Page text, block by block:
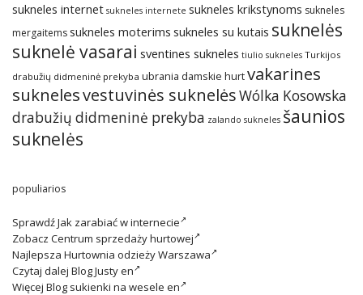
sukneles internet sukneles internete sukneles krikstynoms sukneles
mergaitemssukneles moterims sukneles su kutais suknelės
suknelė vasarai sventines sukneles tiulio sukneles Turkijos
drabužių didmeninė prekyba ubrania damskie hurtvakarines
suknelesvestuvinės suknelėsWólka Kosowska
drabužių didmeninė prekyba zalando sukneles šaunios
suknelės
populiarios
SprawdźJak zarabiać w internecie
Zobacz Centrum sprzedaży hurtowej
Najlepsza Hurtownia odzieży Warszawa
Czytaj dalej Blog Justy en
Więcej Blog sukienki na wesele en